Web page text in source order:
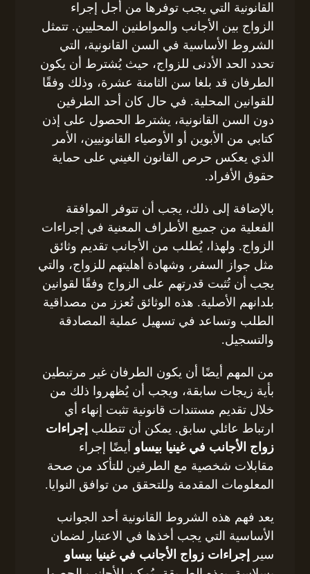
القانونية التي يجب توفرها من أجل إجراء
الزواج بين الأجانب والمواطنين المحليين. تتمثل
الشروط الأساسية في السن القانونية، التي
تحدد الحد الأدنى للزواج، حيث يُشترط أن يكون
الطرفان قد بلغا سن الثامنة عشرة، وذلك وفقًا
للقوانين المحلية. في حال كان أحد الطرفين
دون السن القانونية، يشترط الحصول على إذن
كتابي من الأبوين أو الأوصياء القانونيين، الأمر
الذي يعكس حرص القانون الغيني على حماية
حقوق الأفراد.
بالإضافة إلى ذلك، يجب أن تتوفر الموافقة
الفعلية من جميع الأطراف المعنية في إجراءات
الزواج. ولهذا، يُطلب من الأجانب تقديم وثائق
مثل جواز السفر، وشهادة أهليتهم للزواج، والتي
يجب أن تُثبت قدرتهم على الزواج وفقًا لقوانين
بلدانهم الأصلية. هذه الوثائق تُعزز من مصداقية
الطلب وتساعد في تسهيل عملية المصادقة
والتسجيل.
من المهم أيضًا أن يكون الطرفان غير مرتبطين
بأية زيجات سابقة، ويجب أن يُظهروا ذلك من
خلال تقديم مستندات قانونية تثبت إنهاء أي
ارتباط عائلي سابق. يمكن أن تتطلب إجراءات
زواج الأجانب في غينيا بيساو أيضًا إجراء
مقابلات شخصية مع الطرفين للتأكد من صحة
المعلومات المقدمة وللتحقق من توافق النوايا.
يعد فهم هذه الشروط القانونية أحد الجوانب
الأساسية التي يجب أخذها في الاعتبار لضمان
سير
إجراءات زواج الأجانب في غينيا بيساو